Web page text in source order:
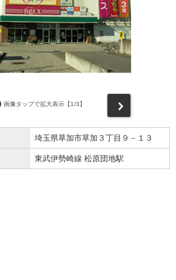
画像タップで拡大表示【1/3】
埼玉県草加市草加３丁目９－１３
東武伊勢崎線 松原団地駅